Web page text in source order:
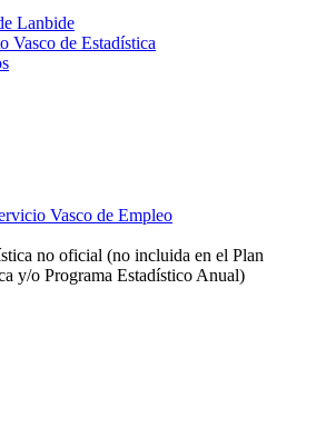
Lanbide
Vasco de Estadística
Vasco de Empleo
no oficial (no incluida en el Plan
y/o Programa Estadístico Anual)